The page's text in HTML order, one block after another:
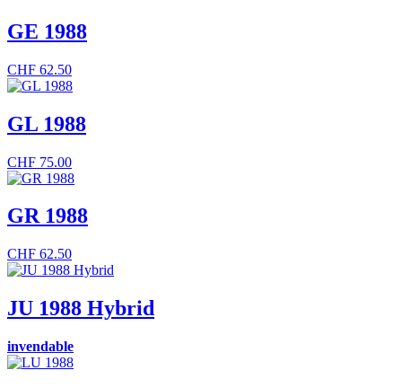
GE 1988
CHF 62.50
GL 1988
CHF 75.00
GR 1988
CHF 62.50
JU 1988 Hybrid
invendable